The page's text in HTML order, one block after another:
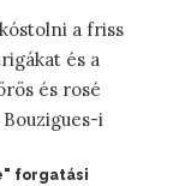
a friss
és a
és rosé
i
forgatási